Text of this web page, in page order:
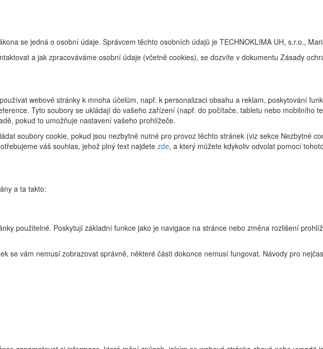
se jedná o osobní údaje. Správcem těchto osobních údajů je TECHNOKLIMA UH, s.r.o.,
a jak zpracováváme osobní údaje (včetně cookies), se dozvíte v dokumentu Zásady
webové stránky k mnoha účelům, např. k personalizaci obsahu a reklam, poskytování
Tyto soubory se ukládají do vašeho zařízení (např. do počítače, tabletu nebo mobilního
pokud to umožňuje nastavení vašeho prohlížeče.
soubory cookie, pokud jsou nezbytně nutné pro provoz těchto stránek (viz sekce Nezbytné
váš souhlas, jehož plný text najdete zde, a který můžete kdykoliv odvolat pomocí tohoto
a ta takto:
použitelné. Poskytují základní funkce jako je navigace na stránce nebo změna rozlišení
se vám nemusí zobrazovat správně, některé části dokonce nemusí fungovat. Návody pro